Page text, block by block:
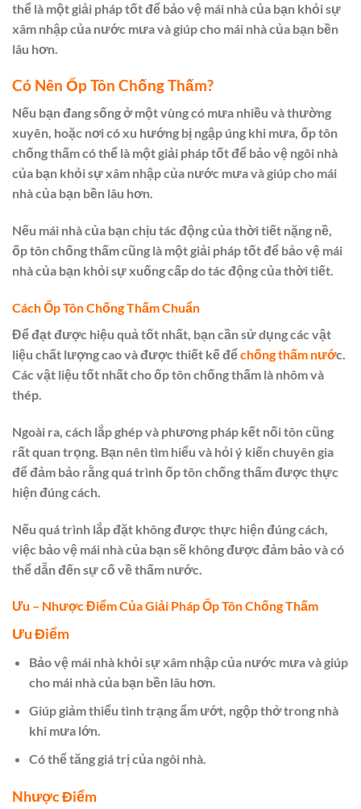
thể là một giải pháp tốt để bảo vệ mái nhà của bạn khỏi sự
xâm nhập của nước mưa và giúp cho mái nhà của bạn bền
lâu hơn.
Có Nên Ốp Tôn Chống Thấm?
Nếu bạn đang sống ở một vùng có mưa nhiều và thường
xuyên, hoặc nơi có xu hướng bị ngập úng khi mưa, ốp tôn
chống thấm có thể là một giải pháp tốt để bảo vệ ngôi nhà
của bạn khỏi sự xâm nhập của nước mưa và giúp cho mái
nhà của bạn bền lâu hơn.
Nếu mái nhà của bạn chịu tác động của thời tiết nặng nề,
ốp tôn chống thấm cũng là một giải pháp tốt để bảo vệ mái
nhà của bạn khỏi sự xuống cấp do tác động của thời tiết.
Cách Ốp Tôn Chống Thấm Chuẩn
Để đạt được hiệu quả tốt nhất, bạn cần sử dụng các vật
liệu chất lượng cao và được thiết kế đểchống thấm nước.
Các vật liệu tốt nhất cho ốp tôn chống thấm là nhôm và
thép.
Ngoài ra, cách lắp ghép và phương pháp kết nối tôn cũng
rất quan trọng. Bạn nên tìm hiểu và hỏi ý kiến chuyên gia
để đảm bảo rằng quá trình ốp tôn chống thấm được thực
hiện đúng cách.
Nếu quá trình lắp đặt không được thực hiện đúng cách,
việc bảo vệ mái nhà của bạn sẽ không được đảm bảo và có
thể dẫn đến sự cố về thấm nước.
Ưu – Nhược Điểm Của Giải Pháp Ốp Tôn Chống Thấm
Ưu Điểm
Bảo vệ mái nhà khỏi sự xâm nhập của nước mưa và giúp
cho mái nhà của bạn bền lâu hơn.
Giúp giảm thiểu tình trạng ẩm ướt, ngộp thở trong nhà
khi mưa lớn.
Có thể tăng giá trị của ngôi nhà.
Nhược Điểm